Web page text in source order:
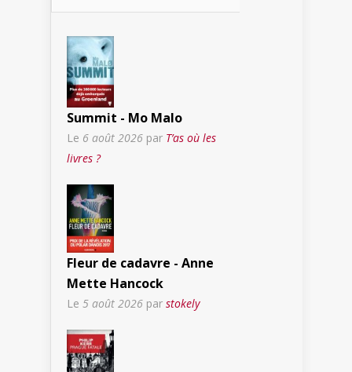
Summit - Mo Malo
Le 6 août 2026 par T’as où les
livres ?
Fleur de cadavre - Anne
Mette Hancock
Le 5 août 2026 par stokely